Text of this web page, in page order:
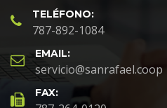
TELÉFONO:
787-892-1084
EMAIL:
servicio@sanrafael.coop
FAX: